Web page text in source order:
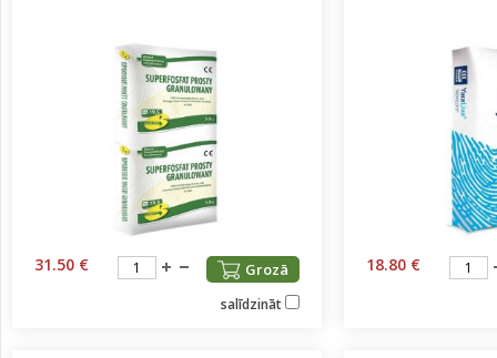
31.50 € Grozā
salīdzināt
18.80 €